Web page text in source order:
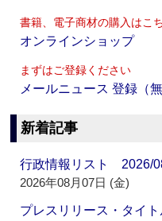
書籍、電子商材の購入はこ
オンラインショップ
まずはご登録ください
メールニュース 登録（無
新着記事
行政情報リスト 2026/
2026年08月07日 (金)
プレスリリース・タイ